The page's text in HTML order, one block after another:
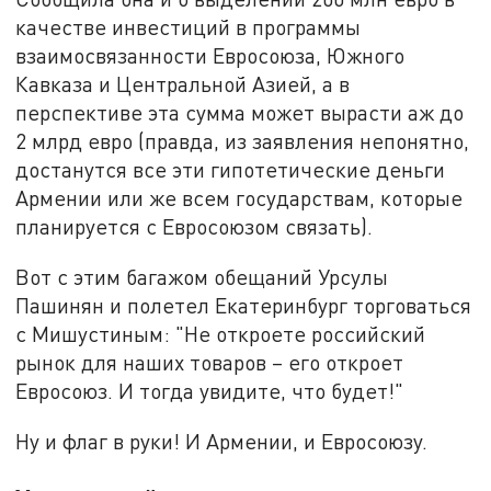
качестве инвестиций в программы
взаимосвязанности Евросоюза, Южного
Кавказа и Центральной Азией, а в
перспективе эта сумма может вырасти аж до
2 млрд евро (правда, из заявления непонятно,
достанутся все эти гипотетические деньги
Армении или же всем государствам, которые
планируется с Евросоюзом связать).
Вот с этим багажом обещаний Урсулы
Пашинян и полетел Екатеринбург торговаться
с Мишустиным: "Не откроете российский
рынок для наших товаров – его откроет
Евросоюз. И тогда увидите, что будет!"
Ну и флаг в руки! И Армении, и Евросоюзу.